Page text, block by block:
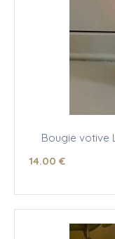
Bougie votive
14.00 €